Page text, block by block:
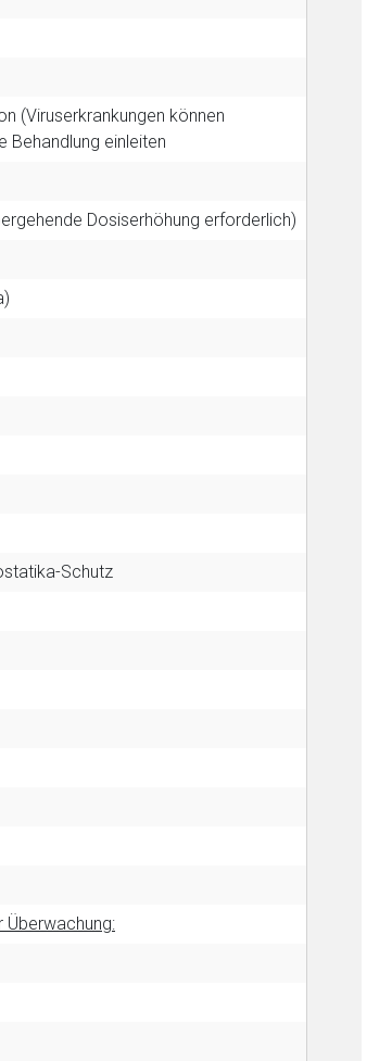
(Viruserkrankungen können
Behandlung einleiten
Dosiserhöhung erforderlich)
Schutz
Überwachung: